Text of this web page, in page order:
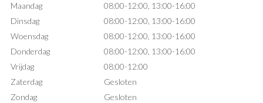
Maandag
08:00-12:00, 13:00-16:00
Dinsdag
08:00-12:00, 13:00-16:00
Woensdag
08:00-12:00, 13:00-16:00
Donderdag
08:00-12:00, 13:00-16:00
Vrijdag
08:00-12:00
Zaterdag
Gesloten
Zondag
Gesloten